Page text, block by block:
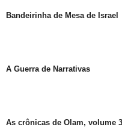
Bandeirinha de Mesa de Israel
A Guerra de Narrativas
As crônicas de Olam, volume